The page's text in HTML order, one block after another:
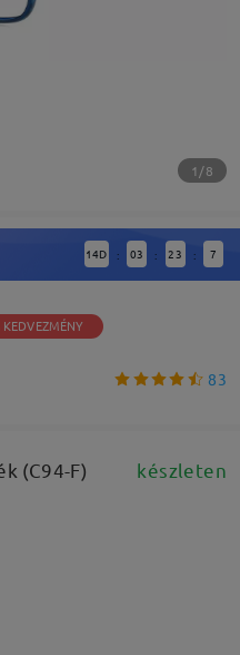
1/8
14D : 03 : 23 : 7
KEDVEZMÉNY
83
(C94-F) készleten